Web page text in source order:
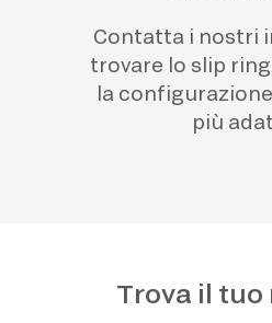
Contatta i nostri
trovare lo slip
la
più
Trova il tuo